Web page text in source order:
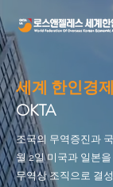
세계 한인경
OKTA
조국의 무역증진과
월 2일 미국과 일본
무역상 조직으로 결